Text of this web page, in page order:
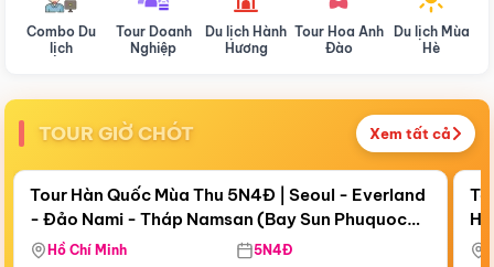
Combo Du
lịch
Tour Doanh
Nghiệp
Du lịch Hành
Hương
Tour Hoa Anh
Đào
Du lịch Mùa
Hè
TOUR GIỜ CHÓT Xem tất cả
Còn18 ngày 03:41:56
Bay Sun Phuquoc Airways
Điểm nổi bật
Tour Hàn Quốc Mùa Thu 5N4Đ | Seoul - Everland
- Đảo Nami - Tháp Namsan (Bay Sun Phuquoc
Airways)
Hồ Chí Minh 5N4Đ